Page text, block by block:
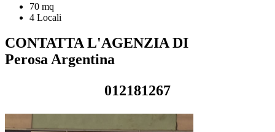
70 mq
4 Locali
CONTATTA L'AGENZIA DI
Perosa Argentina
012181267